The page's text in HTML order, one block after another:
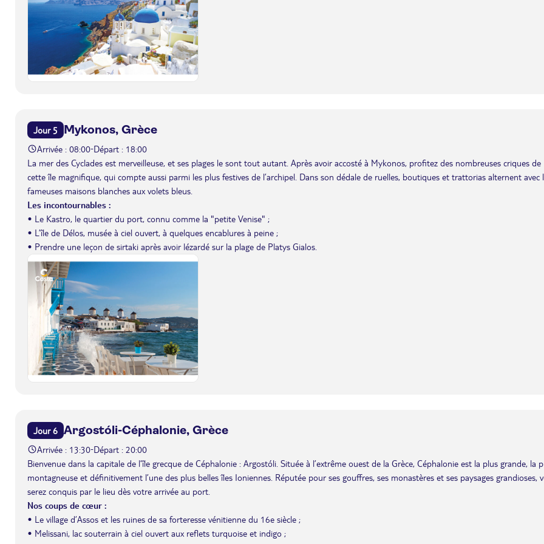
Jour 5 Mykonos, Grèce
Arrivée : 08:00-Départ : 18:00
La mer des Cyclades est merveilleuse, et ses plages le sont tout autant. Après avoir accosté à Mykonos, profitez des nombreuses criques de
cette île magnifique, qui compte aussi parmi les plus festives de l’archipel. Dans son dédale de ruelles, boutiques et trattorias alternent avec
fameuses maisons blanches aux volets bleus.
Les incontournables :
• Le Kastro, le quartier du port, connu comme la "petite Venise" ;
• L’île de Délos, musée à ciel ouvert, à quelques encablures à peine ;
• Prendre une leçon de sirtaki après avoir lézardé sur la plage de Platys Gialos.
Jour 6 Argostóli-Céphalonie, Grèce
Arrivée : 13:30-Départ : 20:00
Bienvenue dans la capitale de l’île grecque de Céphalonie : Argostóli. Située à l’extrême ouest de la Grèce, Céphalonie est la plus grande, la
montagneuse et définitivement l’une des plus belles îles Ioniennes. Réputée pour ses gouffres, ses monastères et ses paysages grandioses,
serez conquis par le lieu dès votre arrivée au port.
Nos coups de cœur :
• Le village d’Assos et les ruines de sa forteresse vénitienne du 16e siècle ;
• Melissani, lac souterrain à ciel ouvert aux reflets turquoise et indigo ;